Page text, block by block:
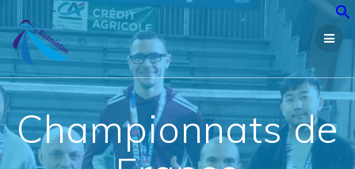
Passer
contenu
Championnats de